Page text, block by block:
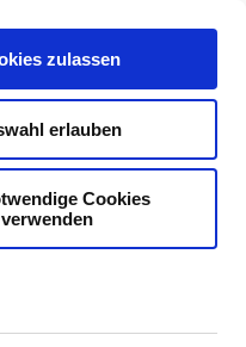
zulassen
erlauben
Cookies
verwenden
Deutsch